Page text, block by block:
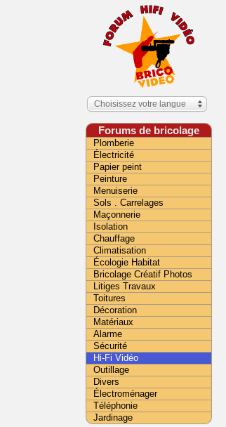
Choisissez votre langue
Forums de bricolage
Plomberie
Électricité
Papier peint
Peinture
Menuiserie
Sols . Carrelages
Maçonnerie
Isolation
Chauffage
Climatisation
Écologie Habitat
Bricolage Créatif Photos
Litiges Travaux
Toitures
Décoration
Matériaux
Alarme
Sécurité
Hi-Fi Vidéo
Outillage
Divers
Électroménager
Téléphonie
Jardinage